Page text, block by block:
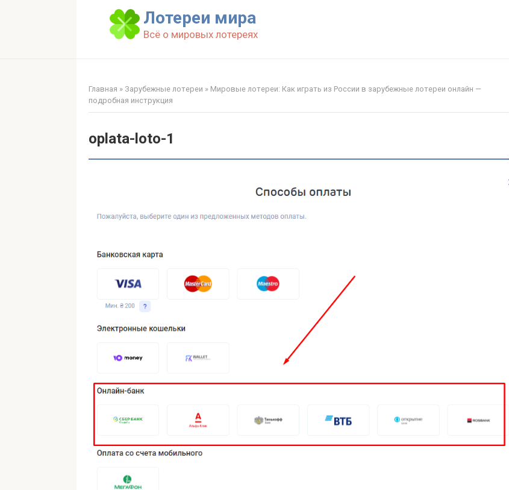
Лотереи мира
Всё о мировых лотереях
Главная » Зарубежные лотереи » Мировые лотереи: Как играть из России в зарубежные лотереи онлайн —
подробная инструкция
oplata-loto-1